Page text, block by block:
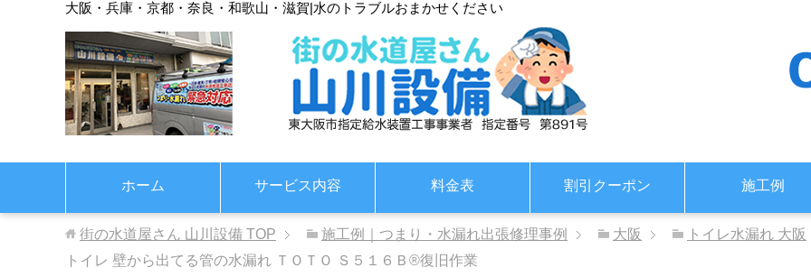
大阪・兵庫・京都・奈良・和歌山・滋賀|水のトラブルおまかせください
ホーム サービス内容 料金表 割引クーポン 施工例
街の水道屋さん 山川設備 TOP 施工例｜つまり・水漏れ出張修理事例 大阪
トイレ水漏れ 大阪
トイレ 壁から出てる管の水漏れ ＴＯＴＯ Ｓ５１６Ｂ®復旧作業